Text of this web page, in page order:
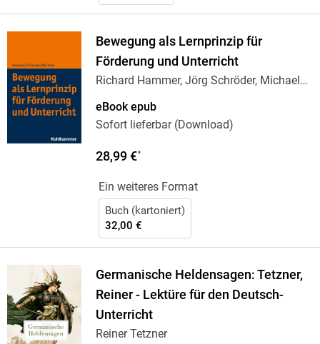
Bewegung als Lernprinzip für
Förderung und Unterricht
Richard Hammer, Jörg Schröder, Michael
eBook epub
Sofort lieferbar (Download)
28,99 €*
Ein weiteres Format
Buch (kartoniert)
32,00 €
Germanische Heldensagen: Tetzner,
Reiner - Lektüre für den Deutsch-
Unterricht
Reiner Tetzner